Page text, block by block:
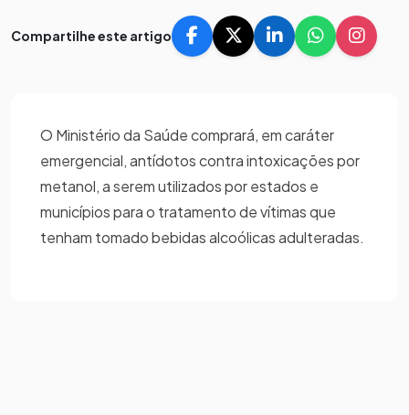
Compartilhe este artigo
O Ministério da Saúde comprará, em caráter
emergencial, antídotos contra intoxicações por
metanol, a serem utilizados por estados e
municípios para o tratamento de vítimas que
tenham tomado bebidas alcoólicas adulteradas.